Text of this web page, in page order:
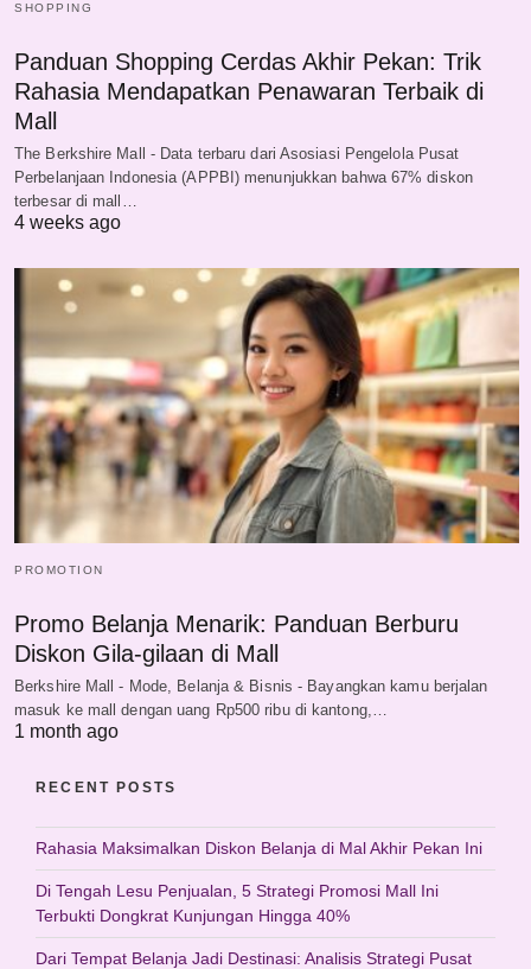
SHOPPING
Panduan Shopping Cerdas Akhir Pekan: Trik
Rahasia Mendapatkan Penawaran Terbaik di
Mall
The Berkshire Mall - Data terbaru dari Asosiasi Pengelola Pusat
Perbelanjaan Indonesia (APPBI) menunjukkan bahwa 67% diskon
terbesar di mall…
4 weeks ago
PROMOTION
Promo Belanja Menarik: Panduan Berburu
Diskon Gila-gilaan di Mall
Berkshire Mall - Mode, Belanja & Bisnis - Bayangkan kamu berjalan
masuk ke mall dengan uang Rp500 ribu di kantong,…
1 month ago
RECENT POSTS
Rahasia Maksimalkan Diskon Belanja di Mal Akhir Pekan Ini
Di Tengah Lesu Penjualan, 5 Strategi Promosi Mall Ini
Terbukti Dongkrat Kunjungan Hingga 40%
Dari Tempat Belanja Jadi Destinasi: Analisis Strategi Pusat